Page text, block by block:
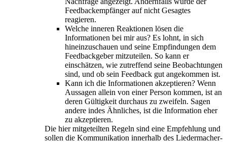
Feedbackempfänger auf nicht Gesagtes
reagieren.
Welche inneren Reaktionen lösen die
Informationen bei mir aus? Es lohnt, in sich
hineinzuschauen und seine Empfindungen dem
Feedbackgeber mitzuteilen. So kann er
einschätzen, wie zutreffend seine Beobachtungen
sind, und ob sein Feedback gut angekommen ist.
Kann ich die Informationen akzeptieren? Wenn
Aussagen allein von einer Person kommen, ist an
deren Gültigkeit durchaus zu zweifeln. Sagen
andere indes Ähnliches, ist die Information eher
zu akzeptieren.
Die hier mitgeteilten Regeln sind eine Empfehlung und
sollen die Kommunikation innerhalb des Liedermacher-